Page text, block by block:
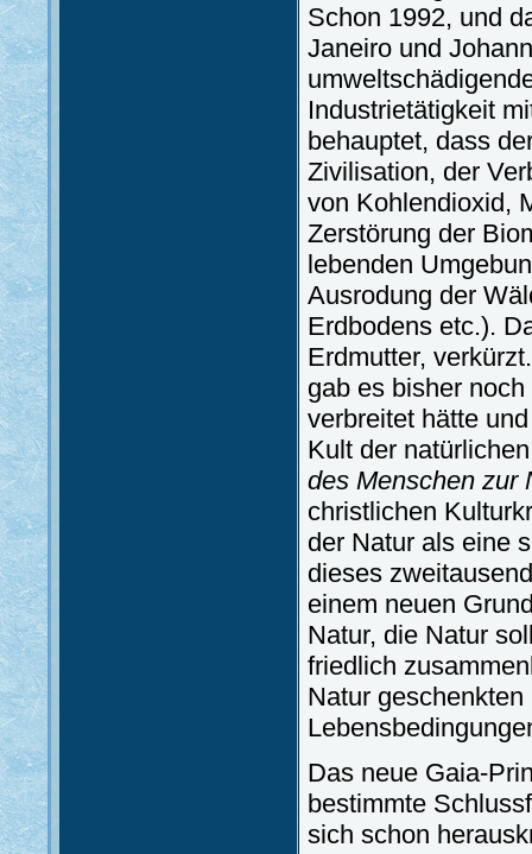
Schon 1992, und
Janeiro und
Industrietätigkeit
behauptet, dass
Zivilisation, der
von Kohlendioxid,
Zerstörung der
lebenden
Ausrodung der
Erdbodens etc.).
Erdmutter,
gab es bisher
verbreitet hätte
Kult der
des Menschen zur
christlichen
der Natur als eine
dieses
einem neuen
Natur, die Natur
friedlich
Natur
Das neue Gaia-
bestimmte
sich schon